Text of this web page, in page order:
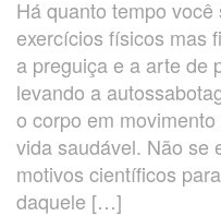
Há quanto tempo
exercícios físicos mas
a preguiça e a arte de
levando a
o corpo em
vida saudável. Não se
motivos científicos
daquele […]